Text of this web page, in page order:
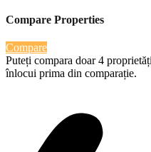
Compare Properties
Compare
Puteți compara doar 4
înlocui prima din comparație.